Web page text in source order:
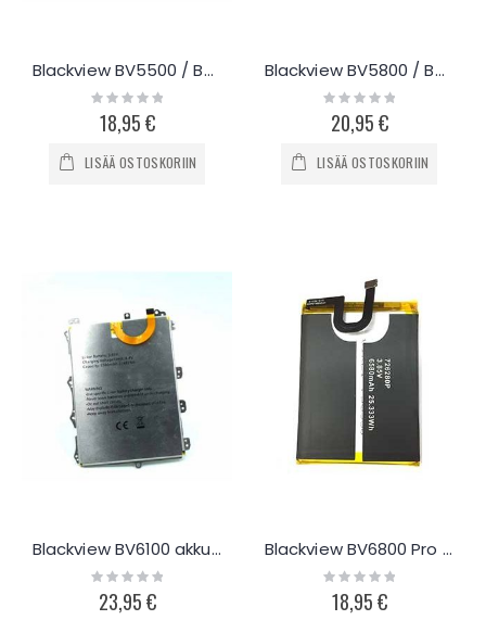
Blackview BV5500 / BV5500 Pro akku 4400mAh
Rating:
0%
18,95 €
LISÄÄ OSTOSKORIIN
Blackview BV5800 / BV5800 Pro akku 5580mAh
Rating:
0%
20,95 €
LISÄÄ OSTOSKORIIN
Blackview BV6100 akku 5580mAh
Rating:
0%
23,95 €
Blackview BV6800 Pro akku 6580mAh
Rating:
0%
18,95 €